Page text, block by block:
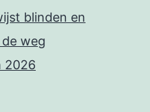
blinden en
weg
2026